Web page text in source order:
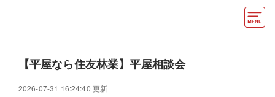
【平屋なら住友林業】平屋相談会
2026-07-31 16:24:40 更新